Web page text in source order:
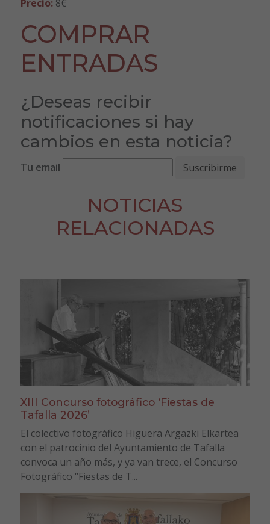
Precio:8€
COMPRAR
ENTRADAS
¿Deseas recibir
notificaciones si hay
cambios en esta noticia?
Tu email
NOTICIAS
RELACIONADAS
XIII Concurso fotográfico ‘Fiestas de
Tafalla 2026’
El colectivo fotográfico Higuera Argazki Elkartea
con el patrocinio del Ayuntamiento de Tafalla
convoca un año más, y ya van trece, el Concurso
Fotográfico “Fiestas de T...